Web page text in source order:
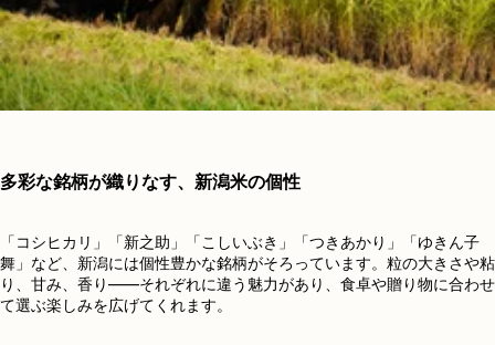
多彩な銘柄が織りなす、新潟米の個性
「コシヒカリ」「新之助」「こしいぶき」「つきあかり」「ゆきん子
舞」など、新潟には個性豊かな銘柄がそろっています。粒の大きさや粘
り、甘み、香り——それぞれに違う魅力があり、食卓や贈り物に合わせ
て選ぶ楽しみを広げてくれます。